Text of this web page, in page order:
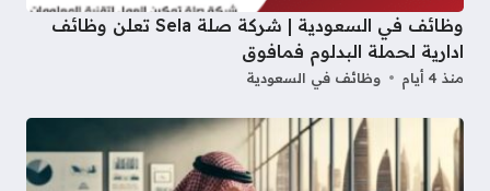
وظائف في السعودية | شركة صلة Sela تعلن وظائف
ادارية لحملة البدلوم فمافوق
منذ 4 أيام وظائف في السعودية